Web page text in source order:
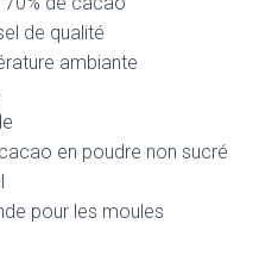
de qualité
ambiante
en poudre non sucré
pour les moules